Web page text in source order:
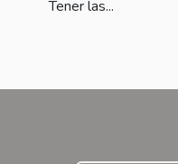
Tener las...